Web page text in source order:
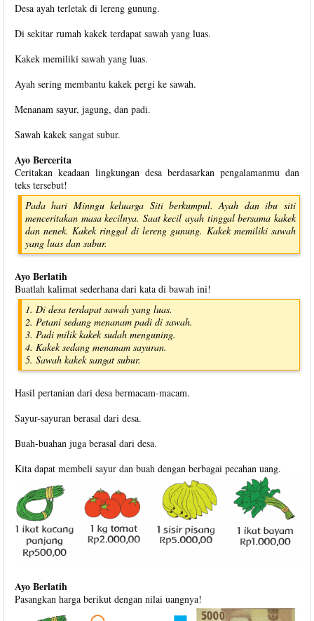
Desa ayah terletak di lereng gunung.
Di sekitar rumah kakek terdapat sawah yang luas.
Kakek memiliki sawah yang luas.
Ayah sering membantu kakek pergi ke sawah.
Menanam sayur, jagung, dan padi.
Sawah kakek sangat subur.
Ayo Bercerita
Ceritakan keadaan lingkungan desa berdasarkan pengalamanmu dan
teks tersebut!
Pada hari Minngu keluarga Siti berkumpul. Ayah dan ibu siti
menceritakan masa kecilnya. Saat kecil ayah tinggal bersama kakek
dan nenek. Kakek ringgal di lereng gunung. Kakek memiliki sawah
yang luas dan subur.
Ayo Berlatih
Buatlah kalimat sederhana dari kata di bawah ini!
1. Di desa terdapat sawah yang luas.
2. Petani sedang menanam padi di sawah.
3. Padi milik kakek sudah menguning.
4. Kakek sedang menanam sayuran.
5. Sawah kakek sangat subur.
Hasil pertanian dari desa bermacam-macam.
Sayur-sayuran berasal dari desa.
Buah-buahan juga berasal dari desa.
Kita dapat membeli sayur dan buah dengan berbagai pecahan uang.
Ayo Berlatih
Pasangkan harga berikut dengan nilai uangnya!